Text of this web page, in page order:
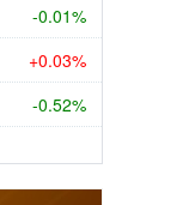
-0.01%
+0.03%
-0.52%